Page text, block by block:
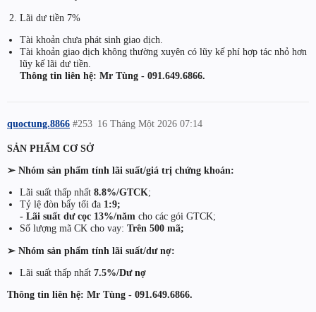
Lãi dư tiền 7%
Tài khoản chưa phát sinh giao dịch.
Tài khoản giao dịch không thường xuyên có lũy kế phí hợp tác nhỏ hơn
lũy kế lãi dư tiền.
Thông tin liên hệ: Mr Tùng - 091.649.6866.
quoctung.8866 16 Tháng Một 2026 07:14
#253
SẢN PHẨM CƠ SỞ
➢ Nhóm sản phẩm tính lãi suất/giá trị chứng khoán:
Lãi suất thấp nhất 8.8%/GTCK;
Tỷ lệ đòn bẩy tối đa 1:9;
- Lãi suất dư cọc 13%/nămcho các gói GTCK;
Số lượng mã CK cho vay: Trên 500 mã;
➢ Nhóm sản phẩm tính lãi suất/dư nợ:
Lãi suất thấp nhất 7.5%/Dư nợ
Thông tin liên hệ: Mr Tùng - 091.649.6866.